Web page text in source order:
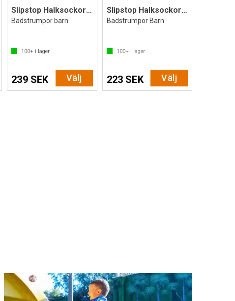
Slipstop Halksockor Olympos
Badstrumpor barn
100+ i lager
239 SEK Välj
Slipstop Halksockor Willy
Badstrumpor Barn
100+i lager
223 SEK Välj